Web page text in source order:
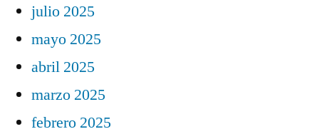
julio 2025
mayo 2025
abril 2025
marzo 2025
febrero 2025